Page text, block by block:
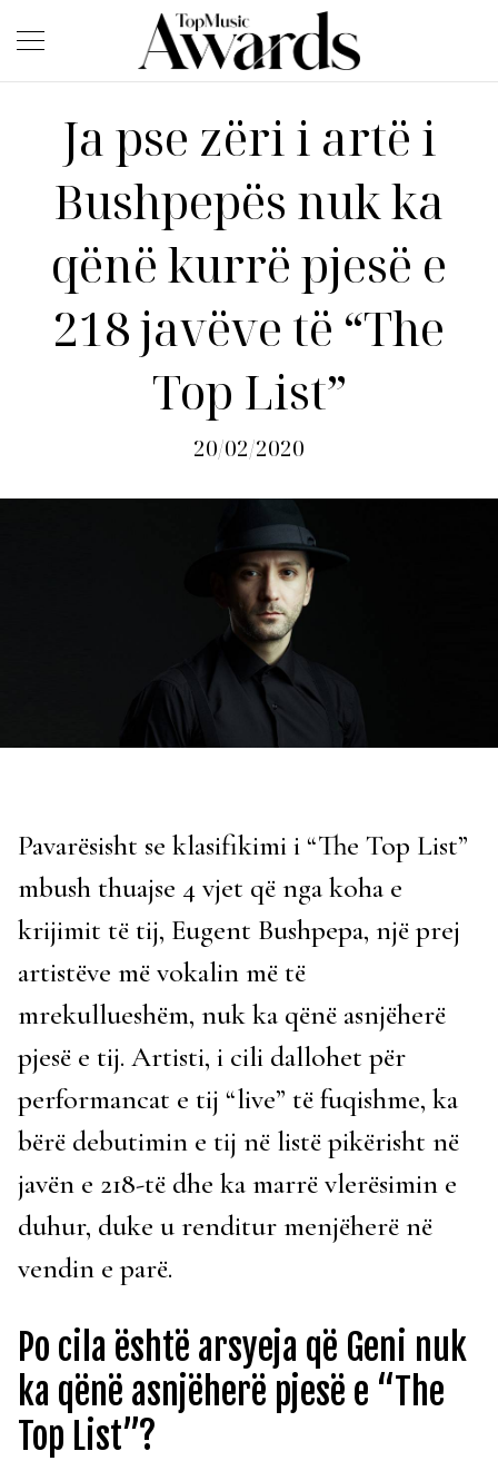
Ja pse zëri i artë i
Bushpepës nuk ka
qënë kurrë pjesë e
218 javëve të “The
Top List”
20/02/2020
Pavarësisht se klasifikimi i “The Top List”
mbush thuajse 4 vjet që nga koha e
krijimit të tij, Eugent Bushpepa, një prej
artistëve më vokalin më të
mrekullueshëm, nuk ka qënë asnjëherë
pjesë e tij. Artisti, i cili dallohet për
performancat e tij “live” të fuqishme, ka
bërë debutimin e tij në listë pikërisht në
javën e 218-të dhe ka marrë vlerësimin e
duhur, duke u renditur menjëherë në
vendin e parë.
Po cila është arsyeja që Geni nuk
ka qënë asnjëherë pjesë e “The
Top List”?